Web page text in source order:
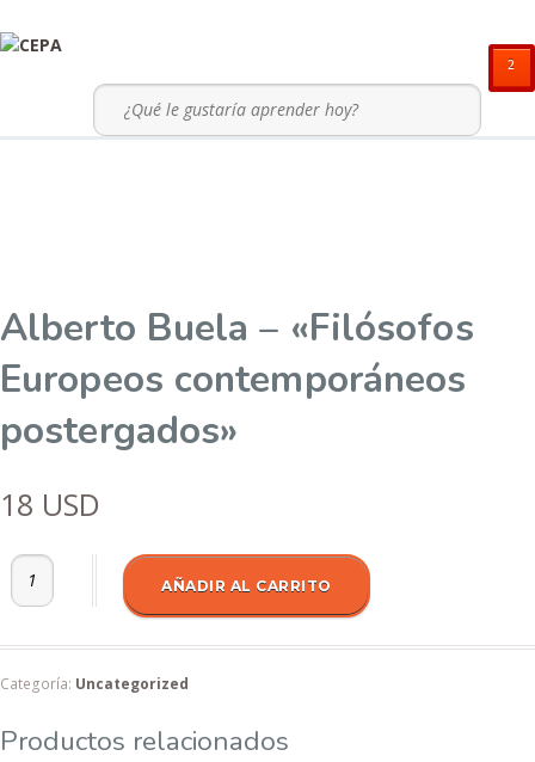
²
Alberto Buela – «Filósofos
Europeos contemporáneos
postergados»
18 USD
Alberto Buela - "Filósofos Europeos contemporáneos postergados"
AÑADIR AL CARRITO
Categoría: Uncategorized
Productos relacionados